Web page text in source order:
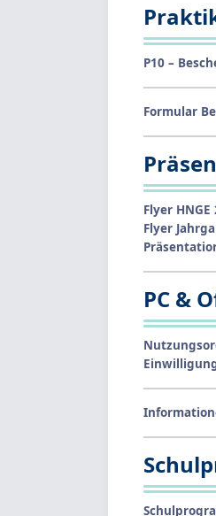
P10 –
Formular
Flyer
Flyer
PC &